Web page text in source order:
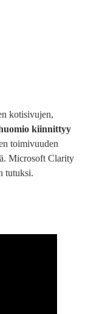
kotisivujen,
kiinnittyy
toimivuuden
Microsoft Clarity
tutuksi.